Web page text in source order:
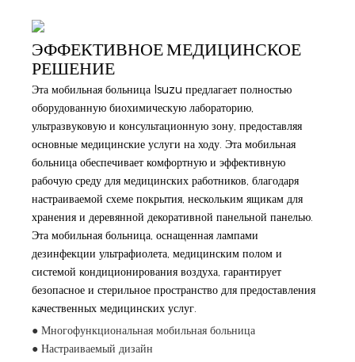
ЭФФЕКТИВНОЕ МЕДИЦИНСКОЕ
РЕШЕНИЕ
Эта мобильная больница Isuzu предлагает полностью
оборудованную биохимическую лабораторию,
ультразвуковую и консультационную зону, предоставляя
основные медицинские услуги на ходу. Эта мобильная
больница обеспечивает комфортную и эффективную
рабочую среду для медицинских работников, благодаря
настраиваемой схеме покрытия, нескольким ящикам для
хранения и деревянной декоративной панельной панелью.
Эта мобильная больница, оснащенная лампами
дезинфекции ультрафиолета, медицинским полом и
системой кондиционирования воздуха, гарантирует
безопасное и стерильное пространство для предоставления
качественных медицинских услуг.
● Многофункциональная мобильная больница
● Настраиваемый дизайн